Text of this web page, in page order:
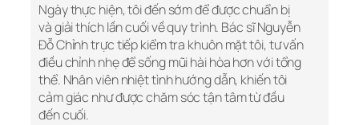
Ngày thực hiện, tôi đến sớm để được chuẩn bị
và giải thích lần cuối về quy trình. Bác sĩ Nguyễn
Đỗ Chỉnh trực tiếp kiểm tra khuôn mặt tôi, tư vấn
điều chỉnh nhẹ để sống mũi hài hòa hơn với tổng
thể. Nhân viên nhiệt tình hướng dẫn, khiến tôi
cảm giác như được chăm sóc tận tâm từ đầu
đến cuối.